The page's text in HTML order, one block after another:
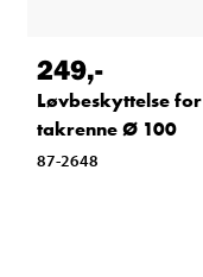
249,-
Løvbeskyttelse for
takrenne Ø 100
87-2648